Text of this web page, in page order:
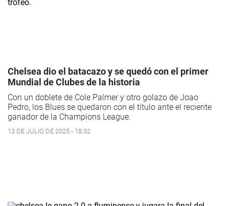
Chelsea dio el batacazo y se quedó con el primer
Mundial de Clubes de la historia
Con un doblete de Cole Palmer y otro golazo de Joao
Pedro, los Blues se quedaron con el título ante el reciente
ganador de la Champions League.
13 DE JULIO DE 2025 - 18:32